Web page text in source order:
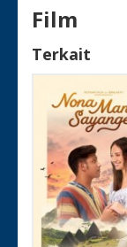
Film
Terkait